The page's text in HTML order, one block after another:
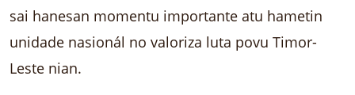
sai hanesan momentu importante atu hametin
unidade nasionál no valoriza luta povu Timor-
Leste nian.